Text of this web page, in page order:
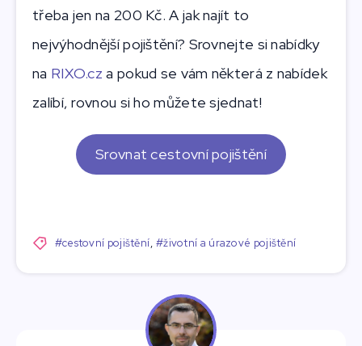
třeba jen na 200 Kč. A jak najít to
nejvýhodnější pojištění? Srovnejte si nabídky
na RIXO.cz a pokud se vám některá z nabídek
zalíbí, rovnou si ho můžete sjednat!
Srovnat cestovní pojištění
#cestovní pojištění, #životní a úrazové pojištění